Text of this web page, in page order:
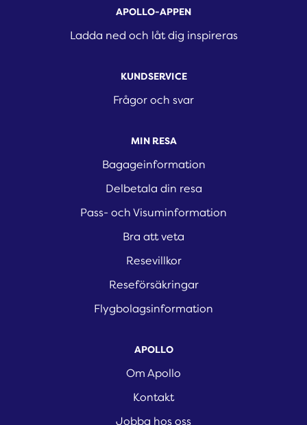
APOLLO-APPEN
Ladda ned och låt dig inspireras
KUNDSERVICE
Frågor och svar
MIN RESA
Bagageinformation
Delbetala din resa
Pass- och Visuminformation
Bra att veta
Resevillkor
Reseförsäkringar
Flygbolagsinformation
APOLLO
Om Apollo
Kontakt
Jobba hos oss